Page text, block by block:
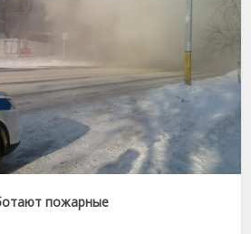
пожарные